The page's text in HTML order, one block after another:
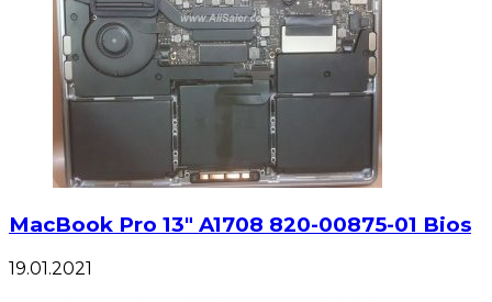
MacBook Pro 13″ A1708 820-00875-01 Bios
19.01.2021